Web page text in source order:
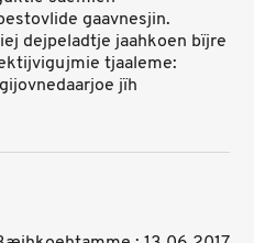
gaavnesjin.
dejpeladtje jaahkoen bïjre
tjaaleme:
jïh